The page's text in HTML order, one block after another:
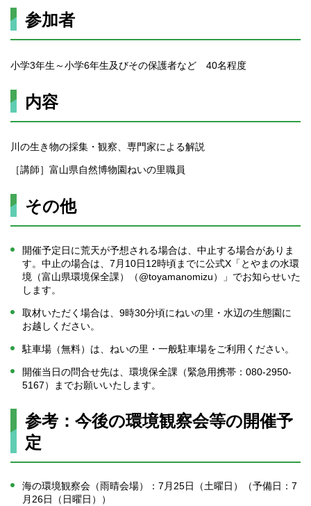
参加者
小学3年生～小学6年生及びその保護者など 40名程度
内容
川の生き物の採集・観察、専門家による解説
［講師］富山県自然博物園ねいの里職員
その他
開催予定日に荒天が予想される場合は、中止する場合がありま
す。中止の場合は、7月10日12時頃までに公式X「とやまの水環
境（富山県環境保全課）（@toyamanomizu）」でお知らせいた
します。
取材いただく場合は、9時30分頃にねいの里・水辺の生態園に
お越しください。
駐車場（無料）は、ねいの里・一般駐車場をご利用ください。
開催当日の問合せ先は、環境保全課（緊急用携帯：080-2950-
5167）までお願いいたします。
参考：今後の環境観察会等の開催予
定
海の環境観察会（雨晴会場）：7月25日（土曜日）（予備日：7
月26日（日曜日））